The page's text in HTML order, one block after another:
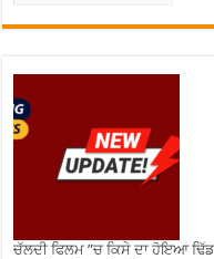
ਚੱਲਦੀ ਫਿਲਮ ”ਚ ਕਿਸੇ ਦਾ ਹੋਇਆ